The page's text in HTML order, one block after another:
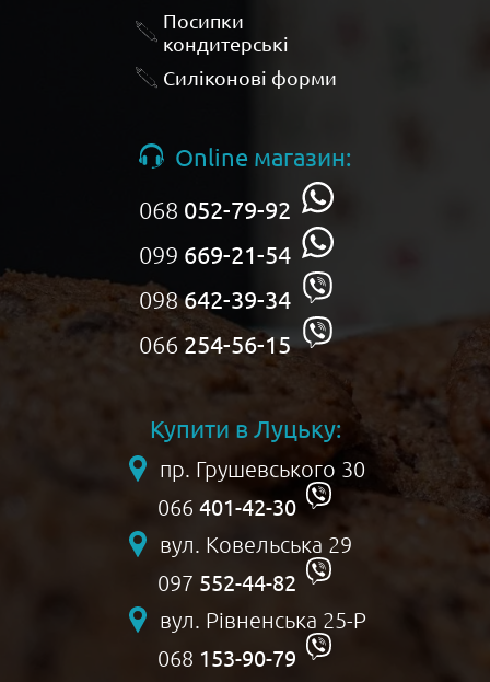
Посипки
кондитерські
Силіконові форми
Online магазин:
068 052-79-92
099 669-21-54
098642-39-34
066 254-56-15
Купити в Луцьку:
пр. Грушевського 30
066 401-42-30
вул. Ковельська 29
097 552-44-82
вул. Рівненська 25-Р
068 153-90-79